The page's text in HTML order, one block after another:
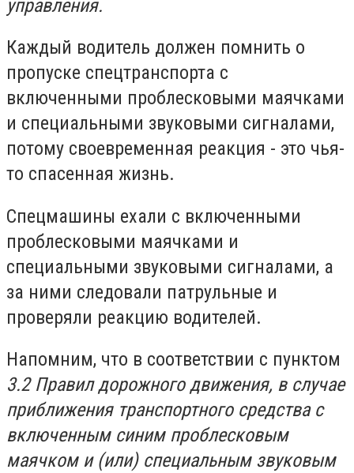
управления.
Каждый водитель должен помнить о
пропуске спецтранспорта с
включенными проблесковыми маячками
и специальными звуковыми сигналами,
потому своевременная реакция - это чья-
то спасенная жизнь.
Спецмашины ехали с включенными
проблесковыми маячками и
специальными звуковыми сигналами, а
за ними следовали патрульные и
проверяли реакцию водителей.
Напомним, что в соответствии с пунктом
3.2 Правил дорожного движения, в случае
приближения транспортного средства с
включенным синим проблесковым
маячком и (или) специальным звуковым